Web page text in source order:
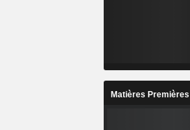
Matières Premières